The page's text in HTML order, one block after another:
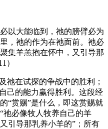
以大能临到，祂的膀臂必为
，祂的作为在祂面前。祂必
集羊羔抱在怀中，又引导那
）
祂在试探的争战中的胜利；
己的能力赢得胜利。这段经
“赏赐”是什么，即这赏赐就
祂必像牧人牧养自己的羊
引导那乳养小羊的”；所有